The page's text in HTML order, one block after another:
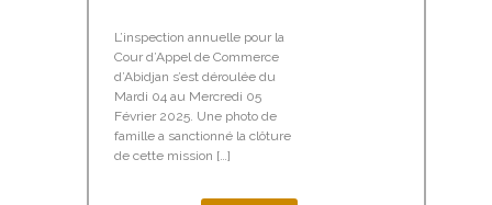
L’inspection annuelle pour la
Cour d’Appel de Commerce
d’Abidjan s’est déroulée du
Mardi 04 au Mercredi 05
Février 2025. Une photo de
famille a sanctionné la clôture
de cette mission […]